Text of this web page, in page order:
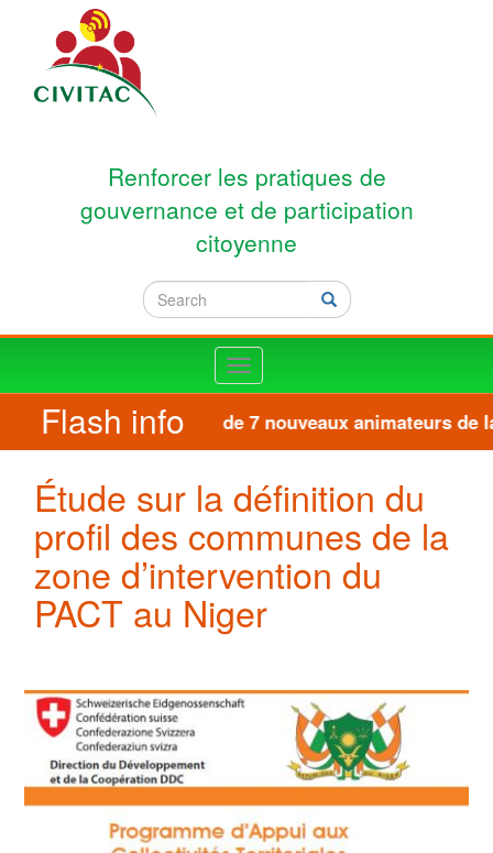
Skip to main content
Renforcer les pratiques de
gouvernance et de participation
citoyenne
Search Search
Toggle
navigation
Flash infoFormation de 7 nouveaux animateurs de
Étude sur la définition du
profil des communes de la
zone d’intervention du
PACT au Niger
Image